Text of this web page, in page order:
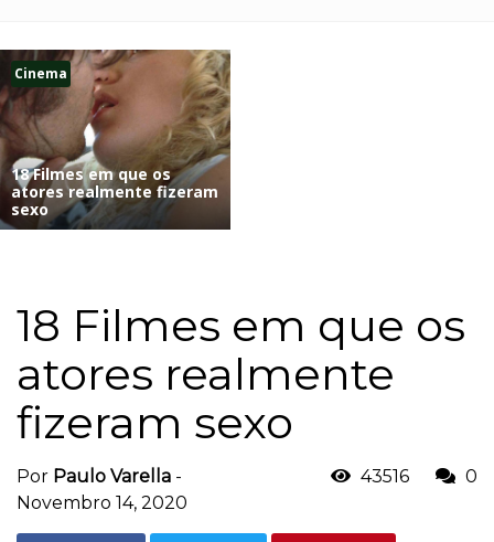
Cinema
18 Filmes em que os
atores realmente fizeram
sexo
18 Filmes em que os
atores realmente
fizeram sexo
Por Paulo Varella -
Novembro 14, 2020
43516 0